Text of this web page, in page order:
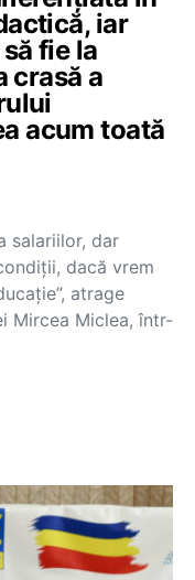
iar
fie la
crasă a
acum toată
salariilor, dar
dacă vrem
atrage
Mircea Miclea, într-